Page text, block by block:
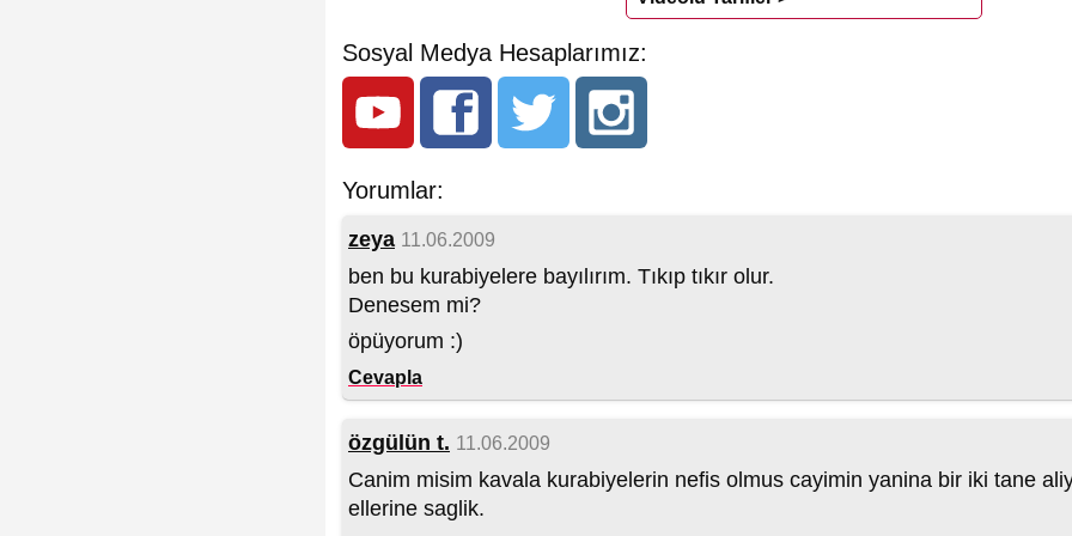
Sosyal Medya Hesaplarımız:
Yorumlar:
zeya 11.06.2009
ben bu kurabiyelere bayılırım. Tıkıp tıkır olur.
Denesem mi?
öpüyorum :)
Cevapla
özgülün t. 11.06.2009
Canim misim kavala kurabiyelerin nefis olmus cayimin yanina bir iki tane
ellerine saglik.